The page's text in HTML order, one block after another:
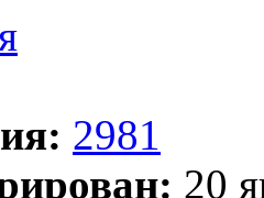
2981
20